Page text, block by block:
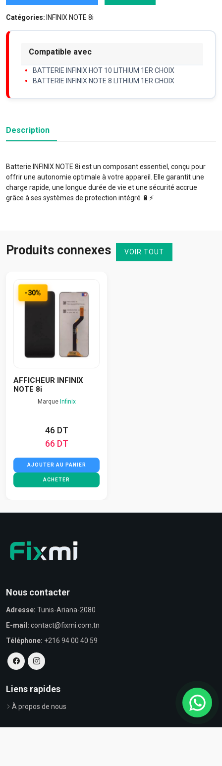
Catégories: INFINIX NOTE 8i
Compatible avec
BATTERIE INFINIX HOT 10 LITHIUM 1ER CHOIX
BATTERIE INFINIX NOTE 8 LITHIUM 1ER CHOIX
Description
Batterie INFINIX NOTE 8i est un composant essentiel, conçu pour
offrir une autonomie optimale à votre appareil. Elle garantit une
charge rapide, une longue durée de vie et une sécurité accrue
grâce à ses systèmes de protection intégré 🔋⚡️
Produits connexes VOIR TOUT
-30%
AFFICHEUR INFINIX
NOTE 8i
Marque Infinix
46 DT
66 DT
AJOUTER AU PANIER
ACHETER
Nous contacter
Adresse: Tunis-Ariana-2080
E-mail: contact@fixmi.com.tn
Téléphone: +216 94 00 40 59
Liens rapides
À propos de nous